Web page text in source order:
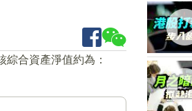
合資產淨值約為：